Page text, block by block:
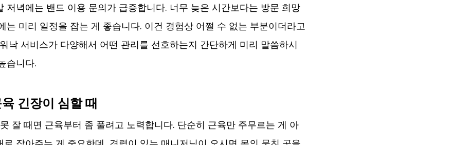
저녁에는 밴드 이용 문의가 급증합니다. 너무 늦은 시간보다는 방문 희망
는 미리 일정을 잡는 게 좋습니다. 이건 경험상 어쩔 수 없는 부분이더라고
낙 서비스가 다양해서 어떤 관리를 선호하는지 간단하게 미리 말씀하시
습니다.
긴장이 심할 때
잘 때면 근육부터 좀 풀려고 노력합니다. 단순히 근육만 주무르는 게 아